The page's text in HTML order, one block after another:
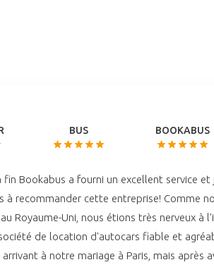
BUS BOOKABUS
Bookabus a fourni un excellent service et
à recommander cette entreprise! Comme
Royaume-Uni, nous étions très nerveux à
de location d'autocars fiable et
à notre mariage à Paris, mais après